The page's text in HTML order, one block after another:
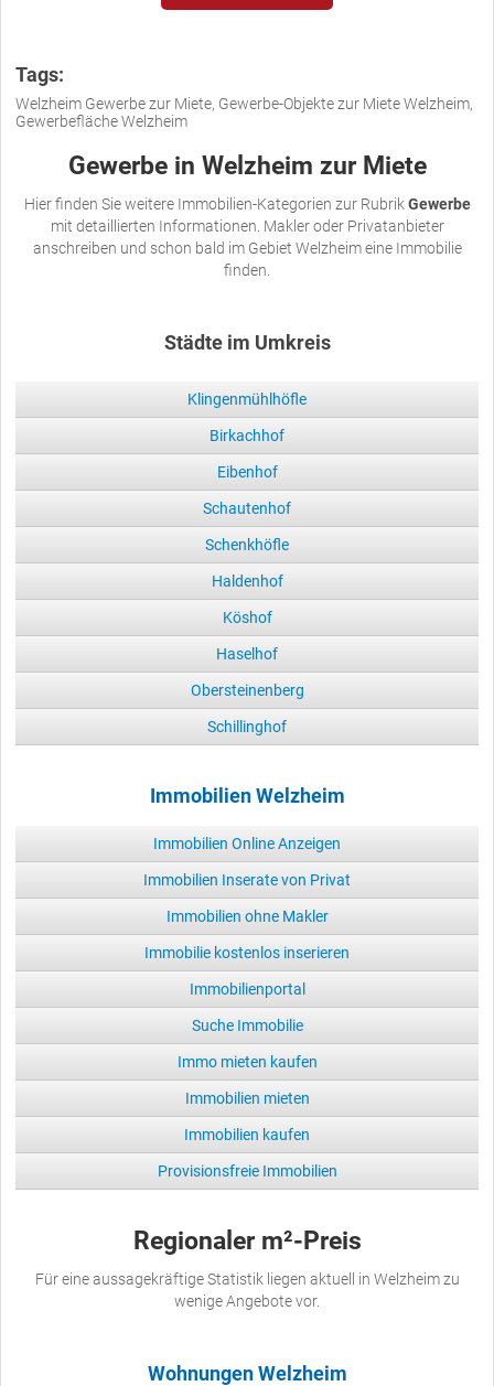
Tags:
Welzheim Gewerbe zur Miete, Gewerbe-Objekte zur Miete Welzheim,
Gewerbefläche Welzheim
Gewerbe in Welzheim zur Miete
Hier finden Sie weitere Immobilien-Kategorien zur Rubrik Gewerbe
mit detaillierten Informationen. Makler oder Privatanbieter
anschreiben und schon bald im Gebiet Welzheim eine Immobilie
finden.
Städte im Umkreis
Klingenmühlhöfle
Birkachhof
Eibenhof
Schautenhof
Schenkhöfle
Haldenhof
Köshof
Haselhof
Obersteinenberg
Schillinghof
Immobilien Welzheim
Immobilien Online Anzeigen
Immobilien Inserate von Privat
Immobilien ohne Makler
Immobilie kostenlos inserieren
Immobilienportal
Suche Immobilie
Immo mieten kaufen
Immobilien mieten
Immobilien kaufen
Provisionsfreie Immobilien
Regionaler m²-Preis
Für eine aussagekräftige Statistik liegen aktuell in Welzheim zu
wenige Angebote vor.
Wohnungen Welzheim